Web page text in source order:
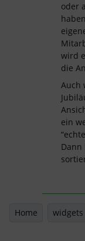
oder
wird
die
Auch
ein
Home widgets